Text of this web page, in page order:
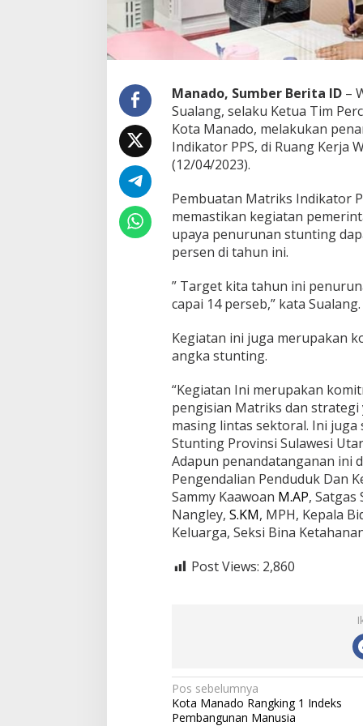
g
,
a
a
l
i
S
u
a
l
n
g
T
a
n
a
t
n
g
a
D
o
k
u
m
e
n
M
a
t
i
a
t
o
Manado, Sumber Berita ID–
Sualang, selaku Ketua Tim
Kota Manado, melakukan
Indikator PPS, di Ruang Kerja
(12/04/2023).
Pembuatan Matriks Indikator
memastikan kegiatan
upaya penurunan stunting
persen di tahun ini.
” Target kita tahun ini
capai 14 perseb,” kata Sualang.
Kegiatan ini juga merupakan
angka stunting.
“Kegiatan Ini merupakan
pengisian Matriks dan
masing lintas sektoral. Ini juga
Stunting Provinsi Sulawesi
Adapun penandatanganan ini
Pengendalian Penduduk Dan
Sammy Kaawoan M.AP, Satgas
Nangley, S.KM, MPH, Kepala
Keluarga, Seksi Bina
Post Views: 2,860
N
a
Pos sebelumnya
Kota Manado Rangking 1 Indeks
Pembangunan Manusia